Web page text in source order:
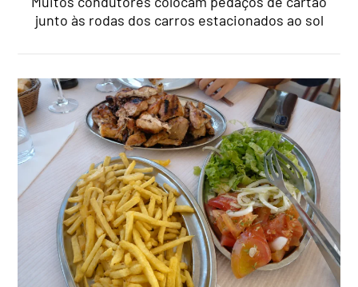
junto às rodas dos carros estacionados ao sol